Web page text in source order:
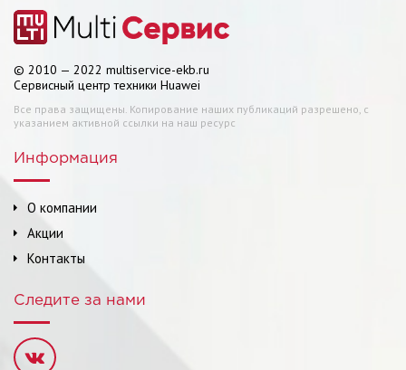
© 2010 — 2022 multiservice-ekb.ru
Сервисный центр техники Huawei
Все права защищены. Копирование наших публикаций разрешено, с
указанием активной ссылки на наш ресурс
Информация
О компании
Акции
Контакты
Следите за нами